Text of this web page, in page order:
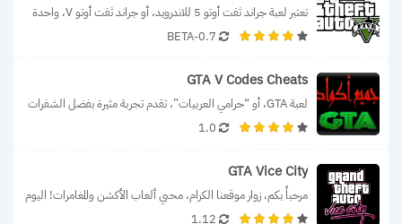
من...
0.7-BETA
GTA V Codes Cheats
التي تمنح اللاعبين قوى...
1.0
GTA Vice City
نقدم لكم لعبة جاتا... 1.12